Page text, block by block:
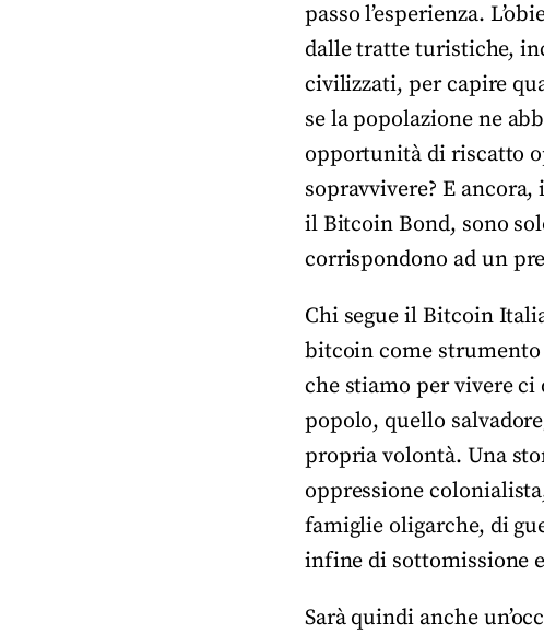
passo l’esperienza.
dalle tratte turistiche,
civilizzati, per capire
se la popolazione ne
opportunità di riscatto
sopravvivere? E
il Bitcoin Bond, sono
corrispondono ad un
Chi segue il Bitcoin
bitcoin come
che stiamo per vivere
popolo, quello
propria volontà. Una
oppressione
famiglie oligarche, di
infine di sottomissione
Sarà quindi anche